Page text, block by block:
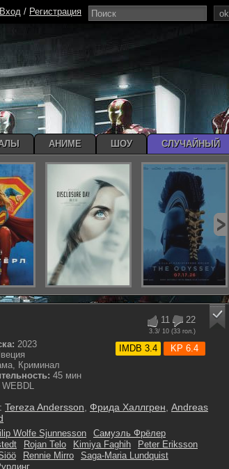
11 22
3.3/ 10 (33 гол.)
IMDB 3.4 KP 6.4
2023
Криминал
45 мин
WEBDL
Tereza Andersson Фрида Халлгрен Andreas
Wolfe Sjunnesson
Самуэль Фрёлер
Rojan Telo Kimiya Faghih
Peter Eriksson
Rennie Mirro
Saga-Maria Lundquist
ok
Вход / Регистрация
АНИМЕ ШОУ СЛУЧАЙНЫЙ